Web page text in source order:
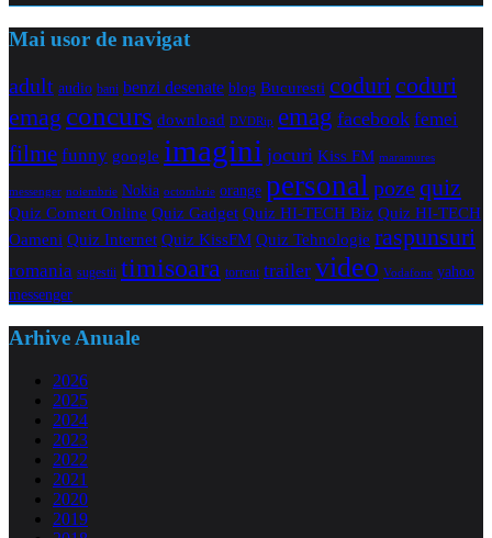
Mai usor de navigat
adult audio bani benzi desenate blog Bucuresti coduricoduri
emag concurs download DVDRip emag facebook femei
filme funny google imagini jocuri Kiss FM maramures
messenger noiembrie Nokia octombrie orange personal pozequiz
Quiz Comert Online Quiz Gadget Quiz HI-TECH Biz Quiz HI-TECH
Oameni Quiz Internet Quiz KissFM Quiz Tehnologie raspunsuri
romania sugestii timisoara torrent trailer video Vodafone yahoo
messenger
Arhive Anuale
2026
2025
2024
2023
2022
2021
2020
2019